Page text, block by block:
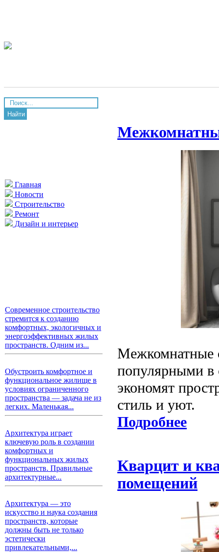
Найти
Главная
Новости
Строительство
Ремонт
Дизайн и интерьер
Современное строительство
стремится к созданию
комфортных, экологичных и
энергоэффективных жилых
пространств. Одним из...
Обустроить комфортное и
функциональное жилище в
условиях ограниченного
пространства — задача не из
легких. Маленькая...
Архитектура играет
ключевую роль в создании
комфортных и
функциональных жилых
пространств. Правильные
архитектурные...
Архитектура — это
искусство и наука создания
пространств, которые
должны быть не только
эстетически
привлекательными,...
Межкомнатные
популярными в
экономят
стиль и уют.
Подробнее
Кварцит и
помещений